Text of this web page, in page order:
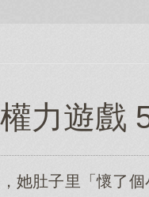
力遊戲
她肚子里「懷了